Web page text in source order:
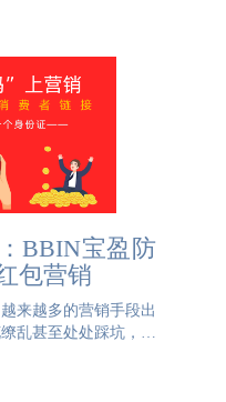
BBIN宝盈防
包营销
来越多的营销手段出
乱甚至处处踩坑，消
果还没有利用过互联